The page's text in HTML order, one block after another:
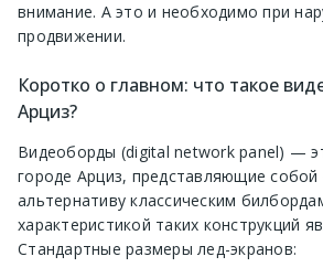
внимание. А это и необходимо при
продвижении.
Коротко о главном: что такое
Арциз?
Видеоборды (digital network panel) —
городе Арциз, представляющие
альтернативу классическим
характеристикой таких конструкций
Стандартные размеры лед-экранов: